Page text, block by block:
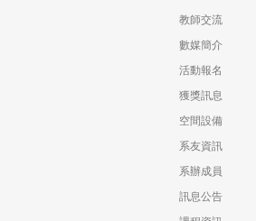
教師交流
數媒簡介
活動報名
獲獎訊息
空間設備
系友資訊
系辦成員
訊息公告